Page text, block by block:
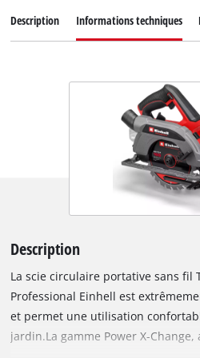
Description Informations techniques
Description
La scie circulaire portative sans fil
Professional Einhell est
et permet une utilisation
jardin.La gamme Power X-